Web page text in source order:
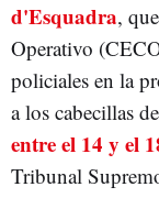
d'Esquadra,
Operativo
policiales en la
a los cabecillas
entre el 14 y el
Tribunal